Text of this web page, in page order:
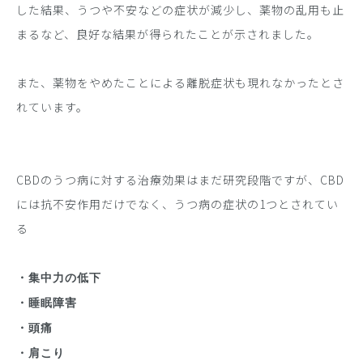
した結果、うつや不安などの症状が減少し、薬物の乱用も止
まるなど、良好な結果が得られたことが示されました。
また、薬物をやめたことによる離脱症状も現れなかったとさ
れています。
CBDのうつ病に対する治療効果はまだ研究段階ですが、CBD
には抗不安作用だけでなく、うつ病の症状の1つとされてい
る
・集中力の低下
・睡眠障害
・頭痛
・肩こり